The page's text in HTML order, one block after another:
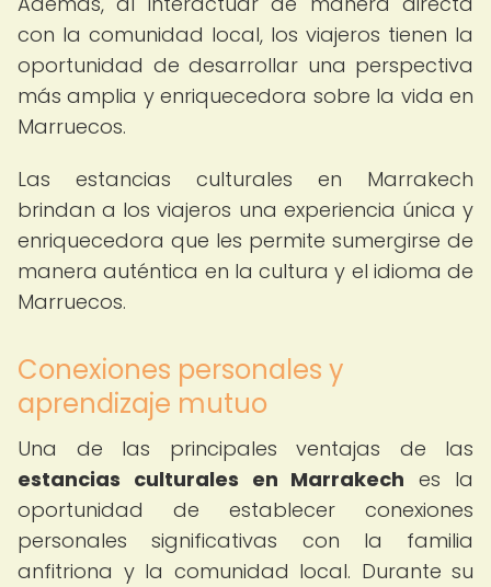
con la comunidad local, los viajeros tienen la
oportunidad de desarrollar una perspectiva
más amplia y enriquecedora sobre la vida en
Marruecos.
Las estancias culturales en Marrakech
brindan a los viajeros una experiencia única y
enriquecedora que les permite sumergirse de
manera auténtica en la cultura y el idioma de
Marruecos.
Conexiones personales y
aprendizaje mutuo
Una de las principales ventajas de las
estancias culturales en Marrakech es la
oportunidad de establecer conexiones
personales significativas con la familia
anfitriona y la comunidad local. Durante su